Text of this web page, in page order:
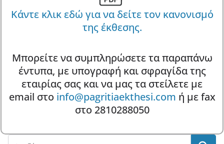
Κάντε κλικ εδώ για να δείτε τον κανονισμό
της έκθεσης.
Μπορείτε να συμπληρώσετε τα παραπάνω
έντυπα, με υπογραφή και σφραγίδα της
εταιρίας σας και να μας τα στείλετε με
email στο info@pagritiaekthesi.com ή με fax
στο 2810288050